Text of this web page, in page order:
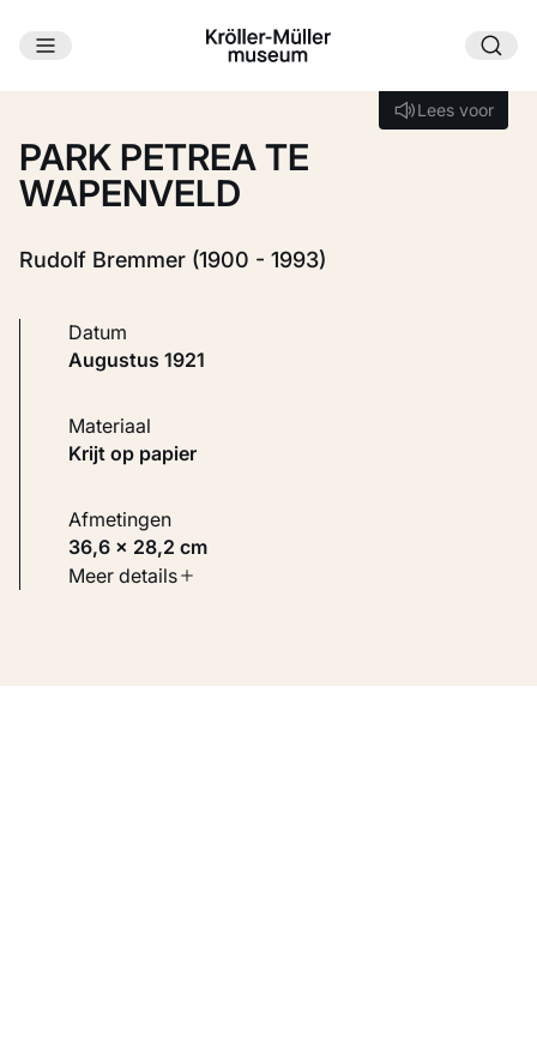
Ga naar hoofdinhoud
Lees voor
Lees voor
PARK PETREA TE
WAPENVELD
Rudolf Bremmer (1900 - 1993)
Datum
augustus 1921
Materiaal
Krijt op papier
Afmetingen
36,6 × 28,2 cm
Soort werk
Meer details